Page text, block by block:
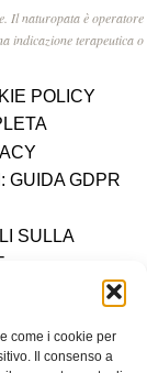
come i cookie per
Il consenso a
Il naturopata è operatore
indicazione terapeutica o
POLICY
GUIDA GDPR
SULLA